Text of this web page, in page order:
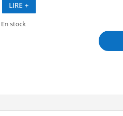
LIRE +
En stock